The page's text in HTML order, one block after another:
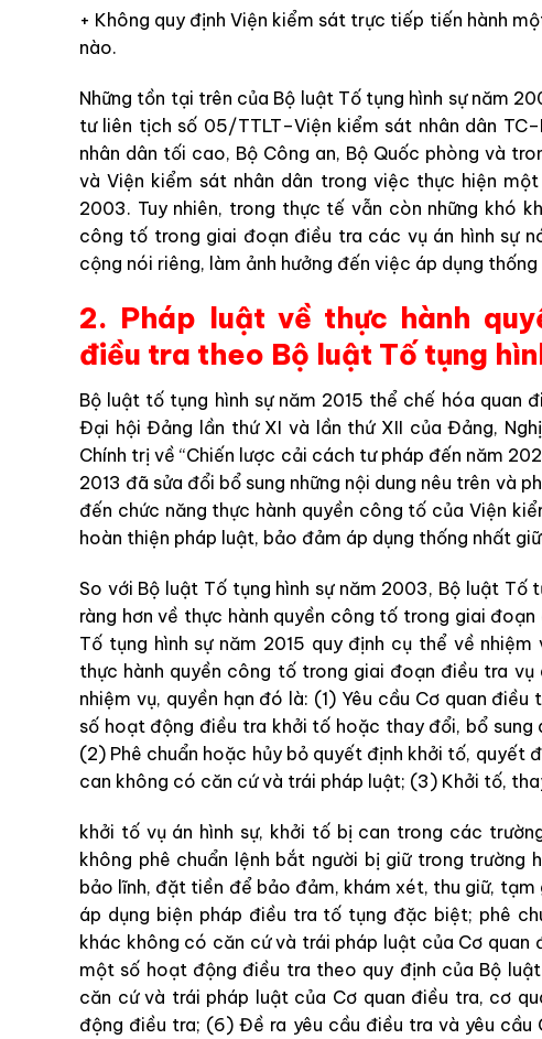
+ Không quy địnhViện kiểm sát trực tiếp tiến hành
nào.
Những tồn tại trên của Bộ luật Tố tụng hình sự năm
tư liên tịch số 05/TTLT–Viện kiểm sát nhân dân TC–
nhân dân tối cao, Bộ Công an, Bộ Quốc phòng và
vàViện kiểm sát nhân dân trong việc thực hiện một
2003. Tuy nhiên, trong thực tếvẫn còn những khó
công tố trong giai đoạn điều tra các vụ án hình sự
cộng nói riêng, làm ảnh hưởng đến việc áp dụng thố
2. Pháp luật về thực hành
điều tra theo Bộ luật Tố tụng
Bộ luật tố tụng hình sự năm 2015 thể chế hóa quan
Đại hộiĐảng lần thứ XIvà lần thứ XII củaĐảng, Nghị
Chính trịvề“Chiến lược cải cách tư pháp đến năm
2013 đã sửa đổi bổ sung những nội dung nêu trên và
đến chức năng thực hành quyền công tố của Viện
hoàn thiện pháp luật, bảo đảm áp dụng thống nhất
So với Bộ luật Tố tụng hình sự năm 2003, Bộ luật Tố
ràng hơnvề thực hành quyền công tố trong giai đoạn
Tố tụng hình sự năm 2015 quy định cụ thể về nhiệm
thực hành quyền công tố trong giai đoạn điều tra vụ
nhiệm vụ, quyền hạn đó là: (1) Yêu cầu Cơ quan điều
số hoạt động điều tra khởi tố hoặc thay đổi, bổ sung
(2) Phê chuẩn hoặc hủy bỏ quyết định khởi tố, quyết
can không có căn cứvà trái pháp luật; (3) Khởi tố,
khởi tố vụ án hình sự, khởi tố bị can trong các
không phê chuẩn lệnh bắt người bị giữ trong trường
bảo lĩnh, đặt tiền để bảo đảm, khámxét, thu giữ, tạm
áp dụng biện pháp điều tra tố tụng đặc biệt; phê
khác không có căn cứvà trái pháp luật của Cơ quan
một số hoạt động điều tra theo quy định của Bộ luật
căn cứvà trái pháp luật của Cơ quan điều tra, cơ
động điều tra; (6)Đề ra yêu cầu điều tra và yêu cầu